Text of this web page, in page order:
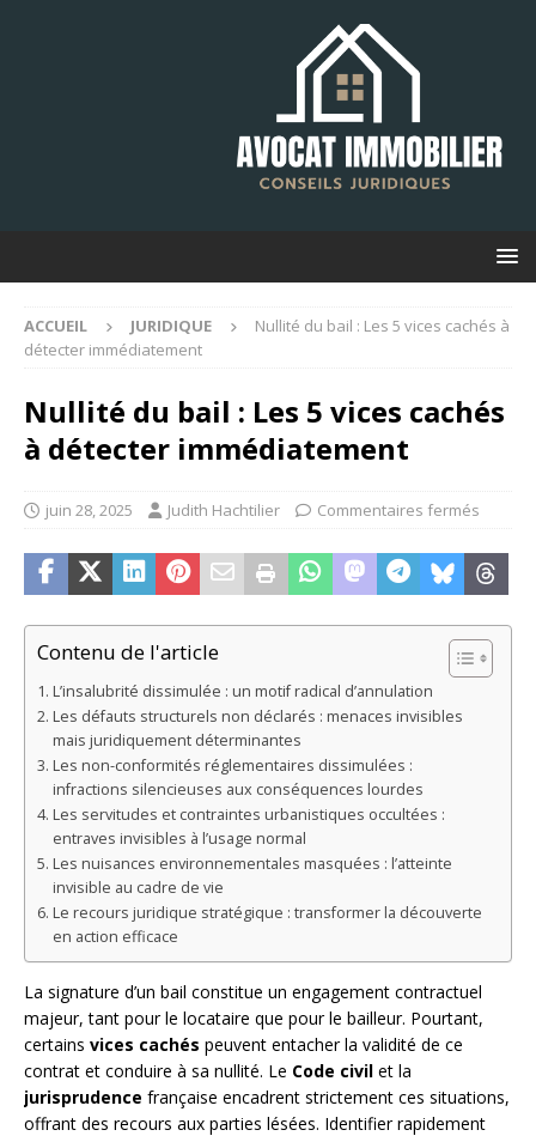
ACCUEIL JURIDIQUE
Nullité du bail : Les 5 vices cachés à
détecter immédiatement
Nullité du bail : Les 5 vices cachés
à détecter immédiatement
juin 28, 2025 Judith Hachtilier Commentaires fermés
Contenu de l'article
L’insalubrité dissimulée : un motif radical d’annulation
Les défauts structurels non déclarés : menaces invisibles
mais juridiquement déterminantes
Les non-conformités réglementaires dissimulées :
infractions silencieuses aux conséquences lourdes
Les servitudes et contraintes urbanistiques occultées :
entraves invisibles à l’usage normal
Les nuisances environnementales masquées : l’atteinte
invisible au cadre de vie
Le recours juridique stratégique : transformer la découverte
en action efficace
La signature d’un bail constitue un engagement contractuel
majeur, tant pour le locataire que pour le bailleur. Pourtant,
certains vices cachés peuvent entacher la validité de ce
contrat et conduire à sa nullité. Le Code civil et la
jurisprudence française encadrent strictement ces situations,
offrant des recours aux parties lésées. Identifier rapidement